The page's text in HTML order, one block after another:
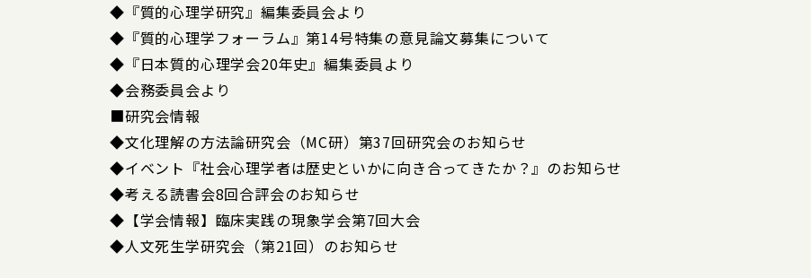
◆『質的心理学研究』編集委員会より
◆『質的心理学フォーラム』第14号特集の意見論文募集について
◆『日本質的心理学会20年史』編集委員より
◆会務委員会より
■研究会情報
◆文化理解の方法論研究会（MC研）第37回研究会のお知らせ
◆イベント『社会心理学者は歴史といかに向き合ってきたか？』のお知らせ
◆考える読書会8回合評会のお知らせ
◆【学会情報】臨床実践の現象学会第7回大会
◆人文死生学研究会（第21回）のお知らせ